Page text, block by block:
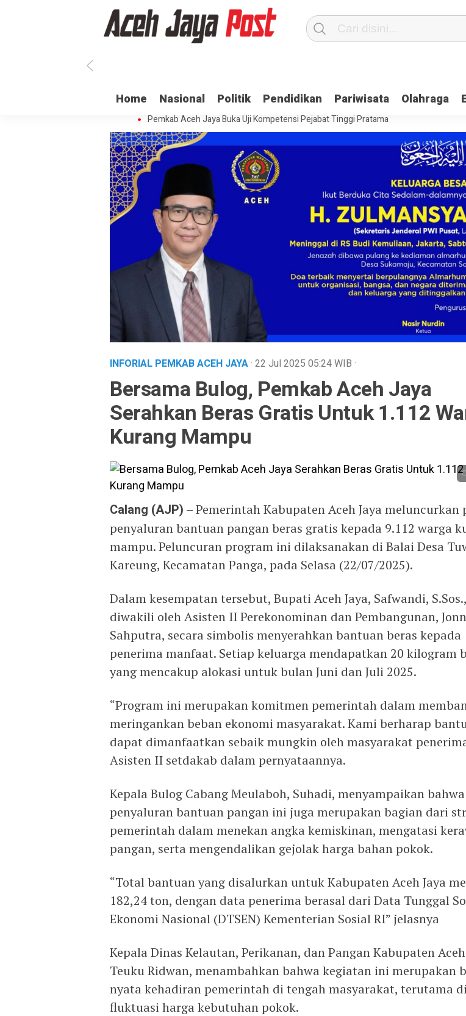
Home Nasional Politik Pendidikan Pariwisata Olahraga
Ratusan ASN di Aceh Jaya Belum Terima Gaji
Ulama dan Pj Bupati Aceh Jaya
Dua Oknum Anggota Polda Aceh Ditangkap, Ini Kasusnya
Saat Proses Sortir,
Pemkab Aceh Jaya Buka Uji Kompetensi Pejabat Tinggi Pratama
INFORIAL PEMKAB ACEH JAYA· 22 Jul 2025 05:24WIB ·
Bersama Bulog, Pemkab Aceh Jaya
Serahkan Beras Gratis Untuk 1.112
Kurang Mampu
Calang (AJP) – Pemerintah Kabupaten Aceh Jaya meluncurkan
penyaluran bantuan pangan beras gratis kepada 9.112 warga
mampu. Peluncuran program ini dilaksanakan di Balai Desa
Kareung, Kecamatan Panga, pada Selasa (22/07/2025).
Dalam kesempatan tersebut, Bupati Aceh Jaya, Safwandi,
diwakili oleh Asisten II Perekonominan dan Pembangunan,
Sahputra, secara simbolis menyerahkan bantuan beras kepada
penerima manfaat. Setiap keluarga mendapatkan 20 kilogram
yang mencakup alokasi untuk bulan Juni dan Juli 2025.
“Program ini merupakan komitmen pemerintah dalam
meringankan beban ekonomi masyarakat. Kami berharap
dapat dimanfaatkan sebaik mungkin oleh masyarakat
Asisten II setdakab dalam pernyataannya.
Kepala Bulog Cabang Meulaboh, Suhadi, menyampaikan bahwa
penyaluran bantuan pangan ini juga merupakan bagian dari
pemerintah dalam menekan angka kemiskinan, mengatasi
pangan, serta mengendalikan gejolak harga bahan pokok.
“Total bantuan yang disalurkan untuk Kabupaten Aceh Jaya
182,24 ton, dengan data penerima berasal dari Data Tunggal
Ekonomi Nasional (DTSEN) Kementerian Sosial RI” jelasnya
Kepala Dinas Kelautan, Perikanan, dan Pangan Kabupaten Aceh
Teuku Ridwan, menambahkan bahwa kegiatan ini merupakan
nyata kehadiran pemerintah di tengah masyarakat, terutama
fluktuasi harga kebutuhan pokok.